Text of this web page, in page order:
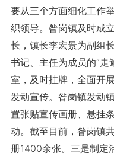
要从三个方面细化工作
织领导。昝岗镇及时成
长，镇长李宏景为副组
书记、主任为成员的“走
室，及时挂牌，全面开
发动宣传。昝岗镇发动
置张贴宣传画册、悬挂
动。截至目前，昝岗镇
册1400余张。三是制定